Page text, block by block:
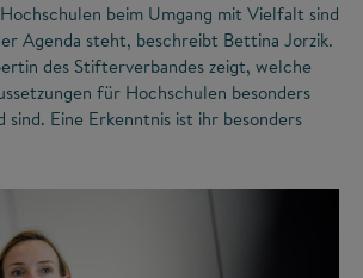
beim Umgang mit Vielfalt sind
Agenda steht, beschreibt Bettina Jorzik.
des Stifterverbandes zeigt, welche
für Hochschulen besonders
Eine Erkenntnis ist ihr besonders